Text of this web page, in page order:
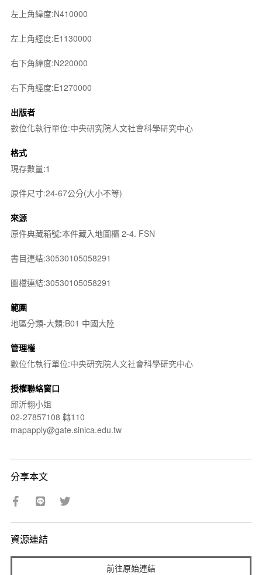
左上角緯度:N410000
左上角經度:E1130000
右下角緯度:N220000
右下角經度:E1270000
出版者
數位化執行單位:中央研究院人文社會科學研究中心
格式
現存數量:1
原件尺寸:24-67公分(大小不等)
來源
原件典藏箱號:本件藏入地圖櫃 2-4. FSN
書目連結:30530105058291
圖檔連結:30530105058291
範圍
地區分類-大類:B01 中國大陸
管理權
數位化執行單位:中央研究院人文社會科學研究中心
授權聯絡窗口
邱沂翎小姐
02-27857108 轉110
mapapply@gate.sinica.edu.tw
分享本文
資源連結
前往原始連結